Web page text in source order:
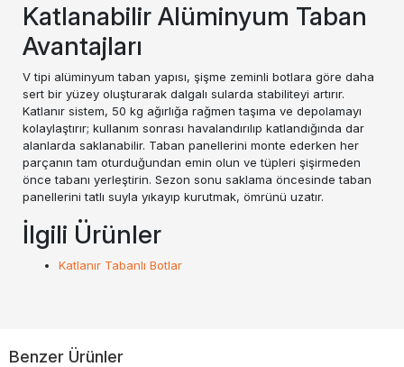
Katlanabilir Alüminyum Taban
Avantajları
V tipi alüminyum taban yapısı, şişme zeminli botlara göre daha
sert bir yüzey oluşturarak dalgalı sularda stabiliteyi artırır.
Katlanır sistem, 50 kg ağırlığa rağmen taşıma ve depolamayı
kolaylaştırır; kullanım sonrası havalandırılıp katlandığında dar
alanlarda saklanabilir. Taban panellerini monte ederken her
parçanın tam oturduğundan emin olun ve tüpleri şişirmeden
önce tabanı yerleştirin. Sezon sonu saklama öncesinde taban
panellerini tatlı suyla yıkayıp kurutmak, ömrünü uzatır.
İlgili Ürünler
Katlanır Tabanlı Botlar
Benzer Ürünler